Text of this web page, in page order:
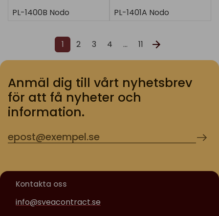
PL-1400B Nodo PL-1401A Nodo
1 2 3 4 … 11
Anmäl dig till vårt nyhetsbrev
för att få nyheter och
information.
Kontakta oss
info@sveacontract.se